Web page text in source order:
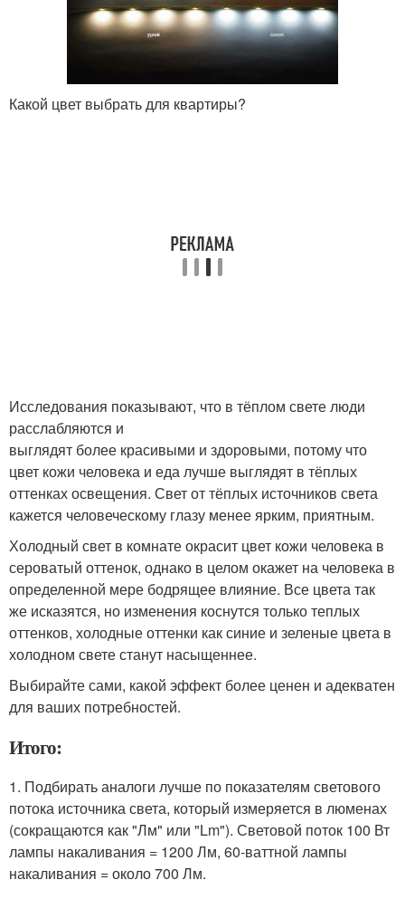
Какой цвет выбрать для квартиры?
Исследования показывают, что в тёплом свете люди
расслабляются и
выглядят более красивыми и здоровыми, потому что
цвет кожи человека и еда лучше выглядят в тёплых
оттенках освещения. Свет от тёплых источников света
кажется человеческому глазу менее ярким, приятным.
Холодный свет в комнате окрасит цвет кожи человека в
сероватый оттенок, однако в целом окажет на человека в
определенной мере бодрящее влияние. Все цвета так
же исказятся, но изменения коснутся только теплых
оттенков, холодные оттенки как синие и зеленые цвета в
холодном свете станут насыщеннее.
Выбирайте сами, какой эффект более ценен и адекватен
для ваших потребностей.
Итого:
1. Подбирать аналоги лучше по показателям светового
потока источника света, который измеряется в люменах
(сокращаются как "Лм" или "Lm"). Световой поток 100 Вт
лампы накаливания = 1200 Лм, 60-ваттной лампы
накаливания = около 700 Лм.